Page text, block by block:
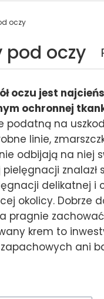
oczy
pod oczy
oczu jest
ochronnej
podatną na
linie,
odbijają na niej
delikatnej i
okolicy. Dobrze
pragnie
krem to
ani